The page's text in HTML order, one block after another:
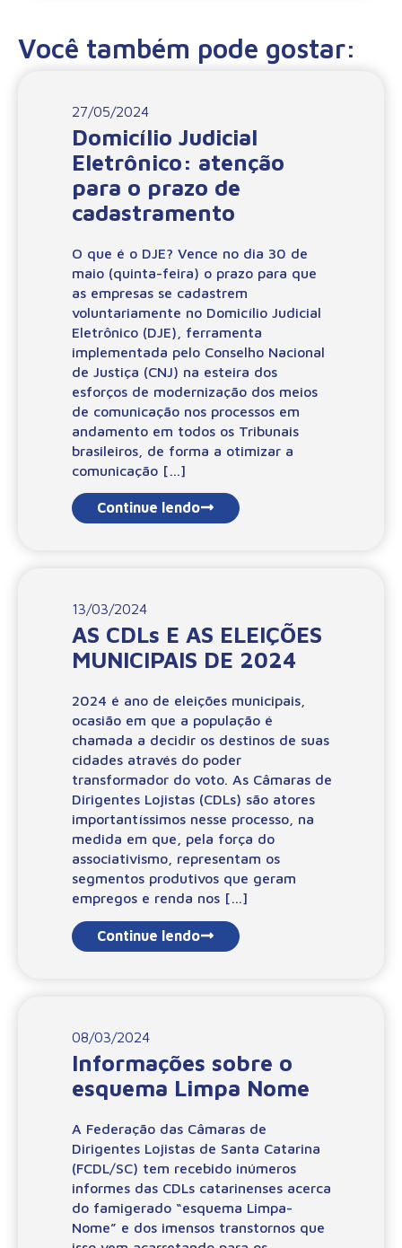
Você também pode gostar:
27/05/2024
Domicílio Judicial
Eletrônico: atenção
para o prazo de
cadastramento
O que é o DJE? Vence no dia 30 de
maio (quinta-feira) o prazo para que
as empresas se cadastrem
voluntariamente no Domicílio Judicial
Eletrônico (DJE), ferramenta
implementada pelo Conselho Nacional
de Justiça (CNJ) na esteira dos
esforços de modernização dos meios
de comunicação nos processos em
andamento em todos os Tribunais
brasileiros, de forma a otimizar a
comunicação […]
Continue lendo
13/03/2024
AS CDLs E AS ELEIÇÕES
MUNICIPAIS DE 2024
2024 é ano de eleições municipais,
ocasião em que a população é
chamada a decidir os destinos de suas
cidades através do poder
transformador do voto. As Câmaras de
Dirigentes Lojistas (CDLs) são atores
importantíssimos nesse processo, na
medida em que, pela força do
associativismo, representam os
segmentos produtivos que geram
empregos e renda nos […]
Continue lendo
08/03/2024
Informações sobre o
esquema Limpa Nome
A Federação das Câmaras de
Dirigentes Lojistas de Santa Catarina
(FCDL/SC) tem recebido inúmeros
informes das CDLs catarinenses acerca
do famigerado “esquema Limpa-
Nome” e dos imensos transtornos que